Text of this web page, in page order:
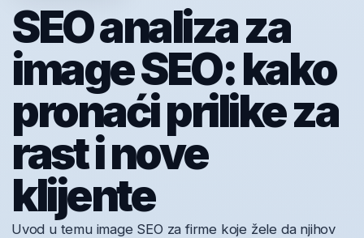
SEO analiza za
image SEO: kako
pronaći prilike za
rast i nove
klijente
Uvod u temu image SEO za firme koje žele da njihov